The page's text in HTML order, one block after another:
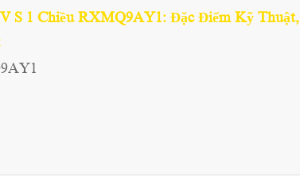
S 1 Chiều RXMQ9AY1: Đặc Điểm Kỹ Thuật,